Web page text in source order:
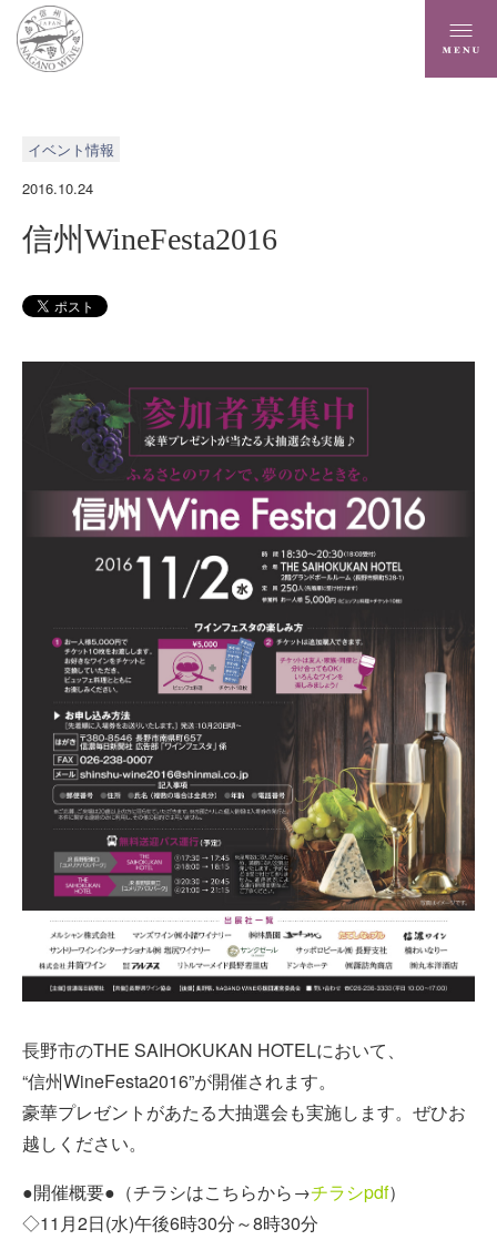
イベント情報
2016.10.24
信州WineFesta2016
長野市のTHE SAIHOKUKAN HOTELにおいて、
“信州WineFesta2016”が開催されます。
豪華プレゼントがあたる大抽選会も実施します。ぜひお
越しください。
●開催概要●（チラシはこちらから→チラシpdf）
◇11月2日(水)午後6時30分～8時30分